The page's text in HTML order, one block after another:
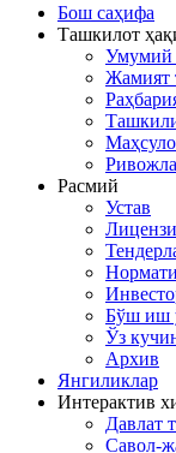
Бош саҳифа
Ташкилот
Умумий
Жамият
Расмий
Устав
Бўш иш
Ўз
Архив
Янгиликлар
Интерактив
Давлат
Савол-